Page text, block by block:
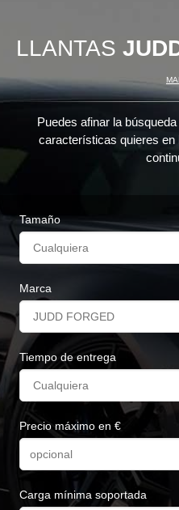
LLANTAS
Puedes afinar la
características quieres en
Tamaño
Marca
Tiempo de entrega
Precio máximo en €
Carga mínima soportada